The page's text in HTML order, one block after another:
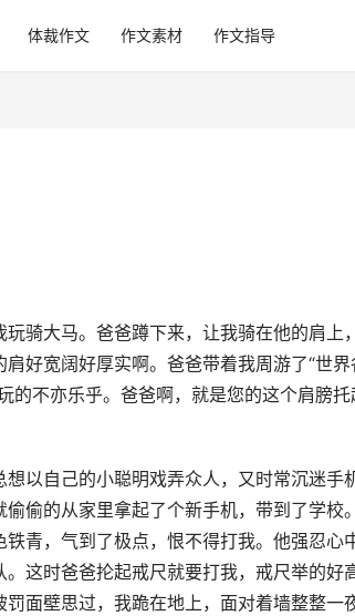
体裁作文 作文素材 作文指导
骑大马。爸爸蹲下来，让我骑在他的肩上
好宽阔好厚实啊。爸爸带着我周游了“世界
的不亦乐乎。爸爸啊，就是您的这个肩膀托
自己的小聪明戏弄众人，又时常沉迷手机
偷的从家里拿起了个新手机，带到了学校
青，气到了极点，恨不得打我。他强忍心
这时爸爸抡起戒尺就要打我，戒尺举的好
面壁思过，我跪在地上，面对着墙整整一夜